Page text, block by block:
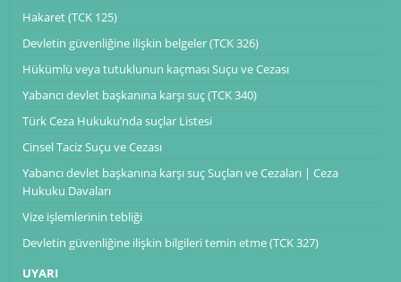
Hakaret (TCK 125)
Devletin güvenliğine ilişkin belgeler (TCK 326)
Hükümlü veya tutuklunun kaçması Suçu ve Cezası
Yabancı devlet başkanına karşı suç (TCK 340)
Türk Ceza Hukuku’nda suçlar Listesi
Cinsel Taciz Suçu ve Cezası
Yabancı devlet başkanına karşı suç Suçları ve Cezaları | Ceza
Hukuku Davaları
Vize işlemlerinin tebliği
Devletin güvenliğine ilişkin bilgileri temin etme (TCK 327)
UYARI